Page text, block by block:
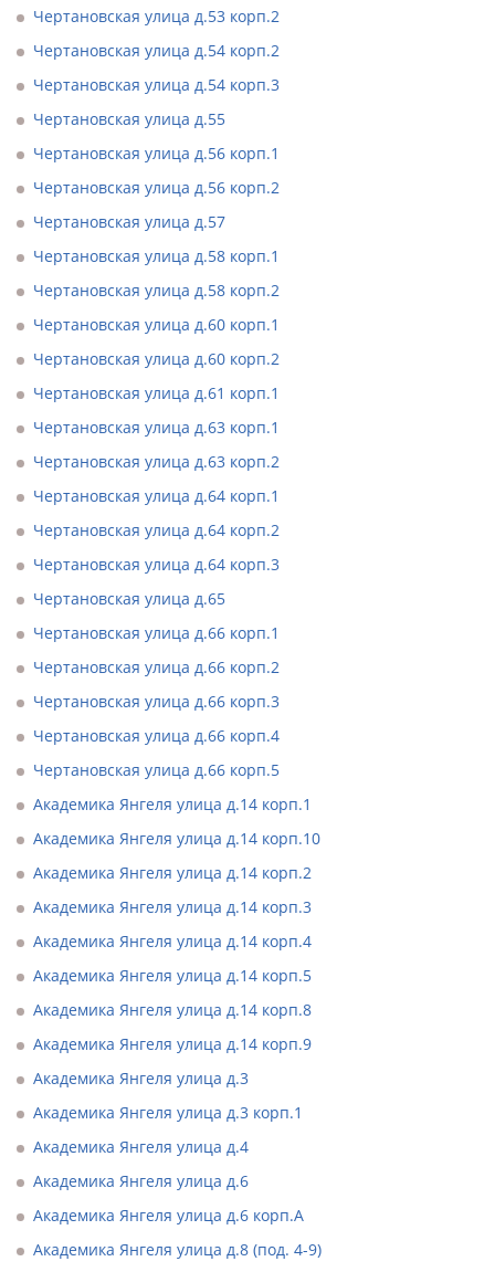
Чертановская улица д.53 корп.2
Чертановская улица д.54 корп.2
Чертановская улица д.54 корп.3
Чертановская улица д.55
Чертановская улица д.56 корп.1
Чертановская улица д.56 корп.2
Чертановская улица д.57
Чертановская улица д.58 корп.1
Чертановская улица д.58 корп.2
Чертановская улица д.60 корп.1
Чертановская улица д.60 корп.2
Чертановская улица д.61 корп.1
Чертановская улица д.63 корп.1
Чертановская улица д.63 корп.2
Чертановская улица д.64 корп.1
Чертановская улица д.64 корп.2
Чертановская улица д.64 корп.3
Чертановская улица д.65
Чертановская улица д.66 корп.1
Чертановская улица д.66 корп.2
Чертановская улица д.66 корп.3
Чертановская улица д.66 корп.4
Чертановская улица д.66 корп.5
Академика Янгеля улица д.14 корп.1
Академика Янгеля улица д.14 корп.10
Академика Янгеля улица д.14 корп.2
Академика Янгеля улица д.14 корп.3
Академика Янгеля улица д.14 корп.4
Академика Янгеля улица д.14 корп.5
Академика Янгеля улица д.14 корп.8
Академика Янгеля улица д.14 корп.9
Академика Янгеля улица д.3
Академика Янгеля улица д.3 корп.1
Академика Янгеля улица д.4
Академика Янгеля улица д.6
Академика Янгеля улица д.6 корп.А
Академика Янгеля улица д.8 (под. 4-9)